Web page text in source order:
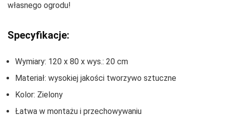
własnego ogrodu!
Specyfikacje:
Wymiary: 120 x 80 x wys.: 20 cm
Materiał: wysokiej jakości tworzywo sztuczne
Kolor: Zielony
Łatwa w montażu i przechowywaniu